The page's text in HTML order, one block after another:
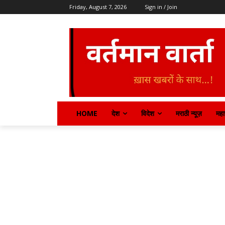
Friday, August 7, 2026 Sign in / Join
HOME देश विदेश मराठी न्यूज़